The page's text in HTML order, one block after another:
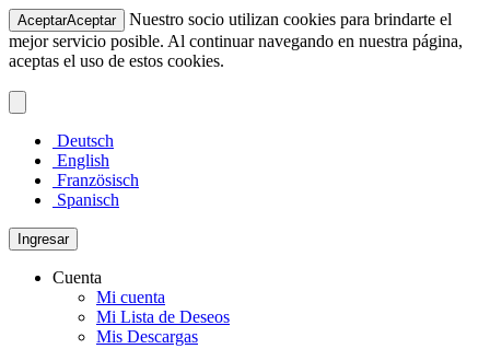
AceptarAceptar
Nuestro socio utilizan cookies para brindarte el
mejor servicio posible. Al continuar navegando en nuestra página,
aceptas el uso de estos cookies.
Deutsch
English
Französisch
Spanisch
Ingresar
Cuenta
Mi cuenta
Mi Lista de Deseos
Mis Descargas